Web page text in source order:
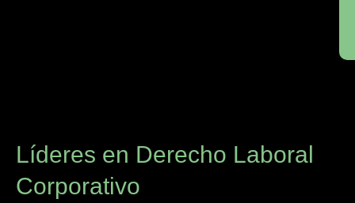
Líderes en Derecho Laboral
Corporativo